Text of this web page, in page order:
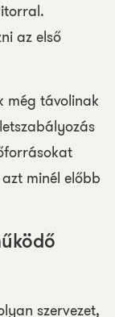
az első
még távolinak
minél előbb
szervezet,